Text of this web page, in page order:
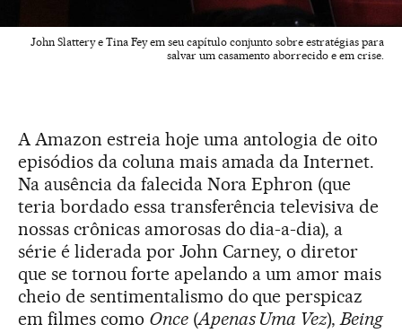
John Slattery e Tina Fey em seu capítulo conjunto sobre estratégias para
salvar um casamento aborrecido e em crise.
A Amazon estreia hoje uma antologia de oito
episódios da coluna mais amada da Internet.
Na ausência da falecida Nora Ephron (que
teria bordado essa transferência televisiva de
nossas crônicas amorosas do dia-a-dia), a
série é liderada por John Carney, o diretor
que se tornou forte apelando a um amor mais
cheio de sentimentalismo do que perspicaz
em filmes como Once(Apenas Uma Vez), Being